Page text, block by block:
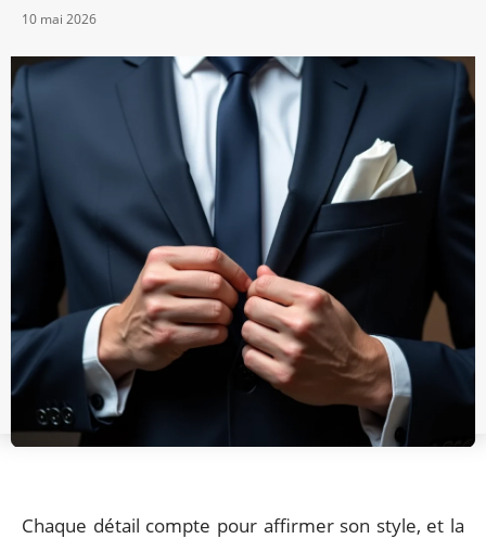
10 mai 2026
Chaque détail compte pour affirmer son style, et la